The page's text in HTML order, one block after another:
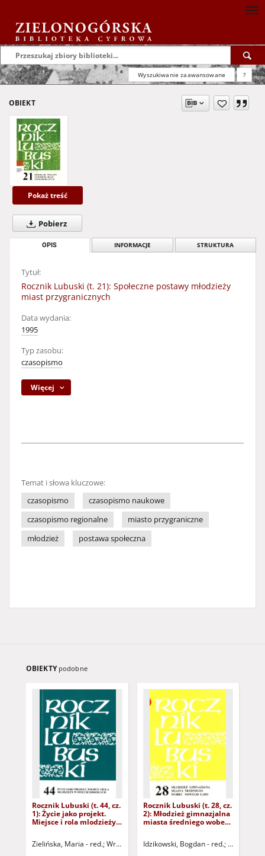
Wyszukiwanie zaawansowane ?
OBIEKT
Pokaż treść
Pobierz
OPIS INFORMACJE STRUKTURA
Tytuł:
Rocznik Lubuski (t. 21): Społeczne postawy młodzieży
miast przygranicznych
Data wydania:
1995
Typ zasobu:
czasopismo
Więcej
Temat i słowa kluczowe:
czasopismo
czasopismo naukowe
czasopismo regionalne
miasto przygraniczne
młodzież
postawa społeczna
OBIEKTY podobne
Rocznik Lubuski (t. 44, cz.
1): Życie jako projekt.
Miejsce i rola mlodzieży
Zielińska, Maria - red. Wróbel, Robert Grotowska-Leder, Jolanta
Rocznik Lubuski (t. 28, cz.
2): Młodzież gimnazjalna
miasta średniego wobec
Idzikowski, Bogdan - red.